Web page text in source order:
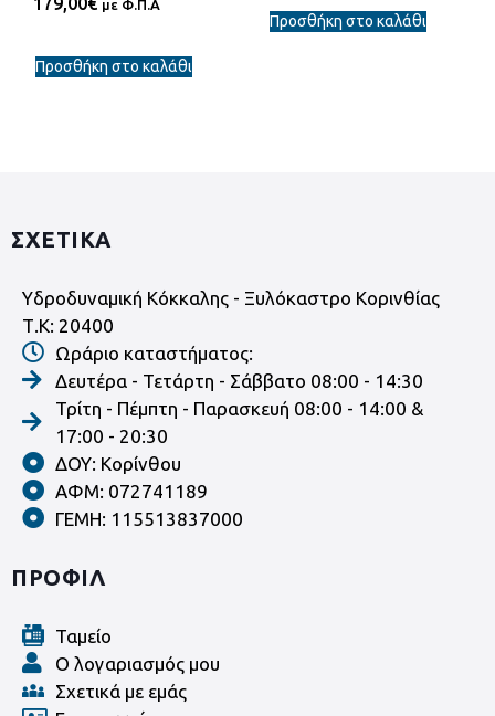
με Φ.Π.Α
Προσθήκη στο καλάθι
Προσθήκη στο καλάθι
ΣΧΕΤΙΚΑ
Υδροδυναμική Κόκκαλης - Ξυλόκαστρο Κορινθίας
Τ.Κ: 20400
Ωράριο καταστήματος:
Δευτέρα - Τετάρτη - Σάββατο 08:00 - 14:30
Τρίτη - Πέμπτη - Παρασκευή 08:00 - 14:00 &
17:00 - 20:30
ΔΟΥ: Κορίνθου
ΑΦΜ: 072741189
ΓΕΜΗ: 115513837000
ΠΡΟΦΙΛ
Ταμείο
Ο λογαριασμός μου
Σχετικά με εμάς